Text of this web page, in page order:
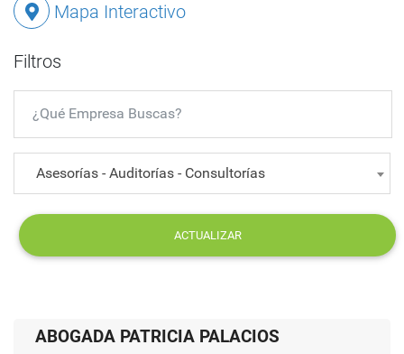
Mapa Interactivo
Filtros
Asesorías - Auditorías - Consultorías
ACTUALIZAR
ABOGADA PATRICIA PALACIOS